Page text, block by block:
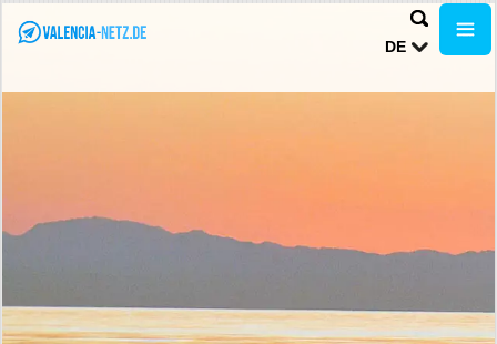
DE